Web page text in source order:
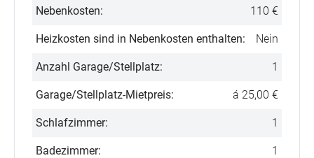
Nebenkosten: 110 €
Heizkosten sind in Nebenkosten enthalten: Nein
Anzahl Garage/Stellplatz: 1
Garage/Stellplatz-Mietpreis: á 25,00 €
Schlafzimmer: 1
Badezimmer: 1